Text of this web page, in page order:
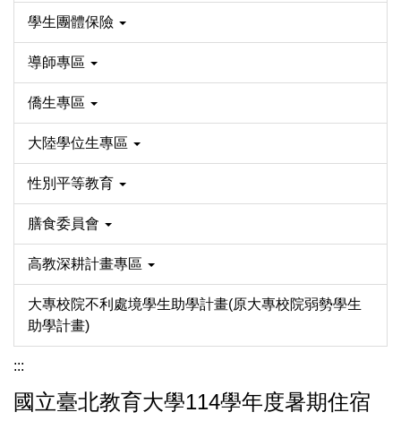
學生團體保險
導師專區
僑生專區
大陸學位生專區
性別平等教育
膳食委員會
高教深耕計畫專區
大專校院不利處境學生助學計畫(原大專校院弱勢學生
助學計畫)
:::
國立臺北教育大學114學年度暑期住宿